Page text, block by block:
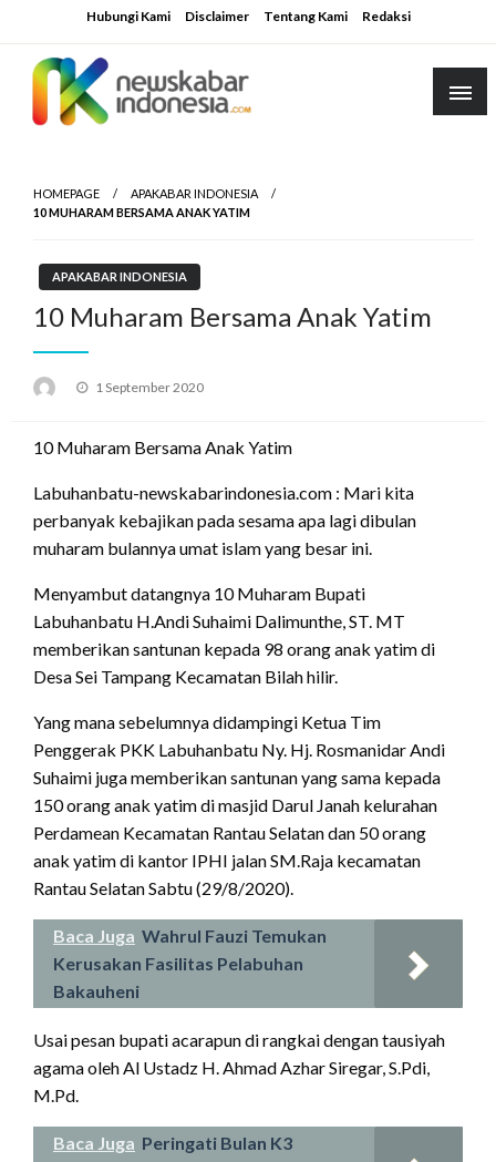
to
content
Hubungi Kami Disclaimer Tentang Kami Redaksi
HOMEPAGE
APAKABAR INDONESIA
10 MUHARAM BERSAMA ANAK YATIM
APAKABAR INDONESIA
10 Muharam Bersama Anak Yatim
Posted
1 September 2020
10 Muharam Bersama Anak Yatim
Labuhanbatu-newskabarindonesia.com : Mari kita
perbanyak kebajikan pada sesama apa lagi dibulan
muharam bulannya umat islam yang besar ini.
Menyambut datangnya 10 Muharam Bupati
Labuhanbatu H.Andi Suhaimi Dalimunthe, ST. MT
memberikan santunan kepada 98 orang anak yatim di
Desa Sei Tampang Kecamatan Bilah hilir.
Yang mana sebelumnya didampingi Ketua Tim
Penggerak PKK Labuhanbatu Ny. Hj. Rosmanidar Andi
Suhaimi juga memberikan santunan yang sama kepada
150 orang anak yatim di masjid Darul Janah kelurahan
Perdamean Kecamatan Rantau Selatan dan 50 orang
anak yatim di kantor IPHI jalan SM.Raja kecamatan
Rantau Selatan Sabtu (29/8/2020).
Baca Juga Wahrul Fauzi Temukan
Kerusakan Fasilitas Pelabuhan
Bakauheni
Usai pesan bupati acarapun di rangkai dengan tausiyah
agama oleh Al Ustadz H. Ahmad Azhar Siregar, S.Pdi,
M.Pd.
Baca Juga Peringati Bulan K3